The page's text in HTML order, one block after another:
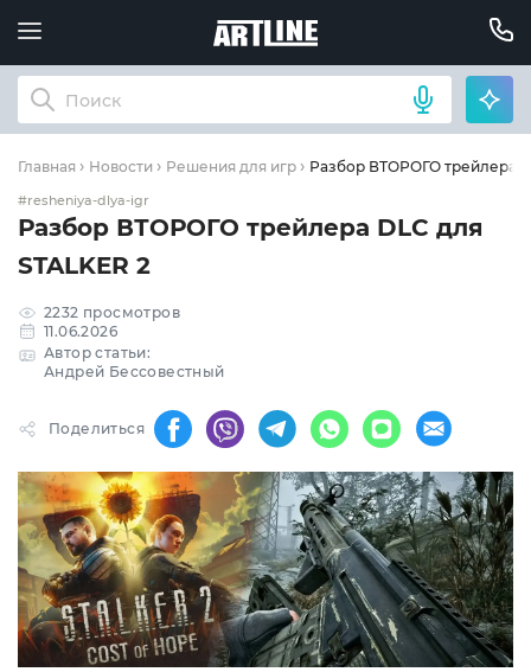
Главная Новости Решения для игр Разбор ВТОРОГО трейлера
#resheniya-dlya-igr
Разбор ВТОРОГО трейлера DLC для
STALKER 2
2232 просмотров
11.06.2026
Автор статьи:
Андрей Бессовестный
Поделиться